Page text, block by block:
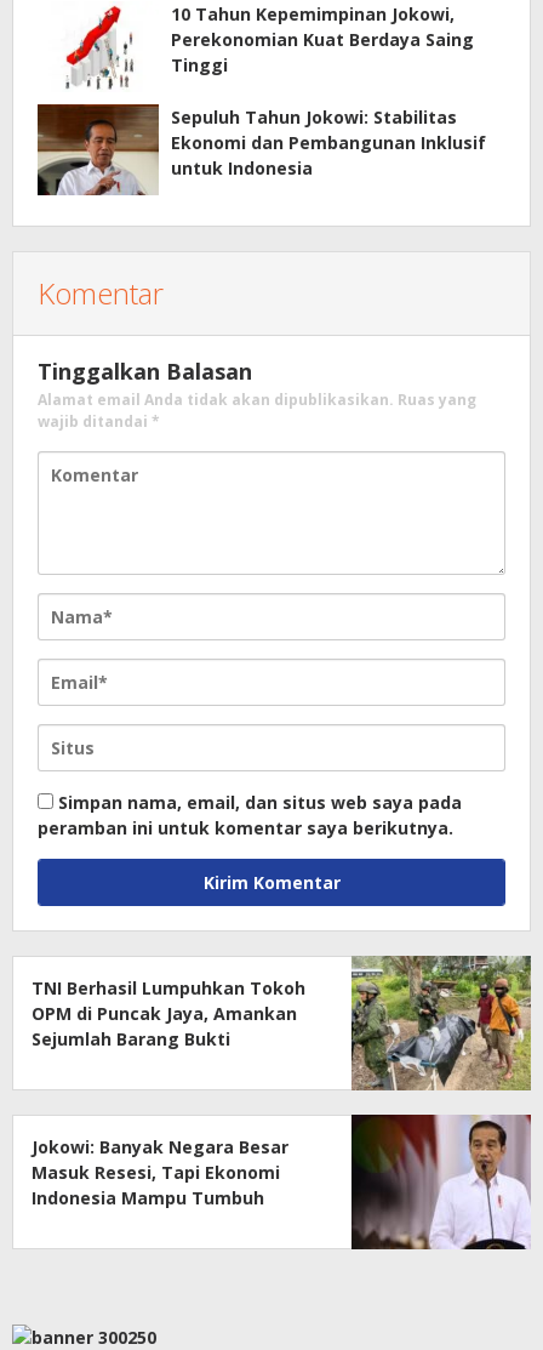
10 Tahun Kepemimpinan Jokowi,
Perekonomian Kuat Berdaya Saing
Tinggi
Sepuluh Tahun Jokowi: Stabilitas
Ekonomi dan Pembangunan Inklusif
untuk Indonesia
Komentar
Tinggalkan Balasan
Alamat email Anda tidak akan dipublikasikan. Ruas yang
wajib ditandai *
Simpan nama, email, dan situs web saya pada
peramban ini untuk komentar saya berikutnya.
TNI Berhasil Lumpuhkan Tokoh
OPM di Puncak Jaya, Amankan
Sejumlah Barang Bukti
Jokowi: Banyak Negara Besar
Masuk Resesi, Tapi Ekonomi
Indonesia Mampu Tumbuh